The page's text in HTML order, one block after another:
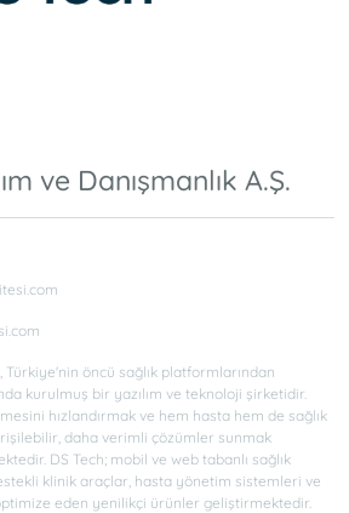
ve Danışmanlık A.Ş.
Türkiye'nin öncü sağlık platformlarından
kurulmuş bir yazılım ve teknoloji şirketidir.
hızlandırmak ve hem hasta hem de sağlık
daha verimli çözümler sunmak
DS Tech; mobil ve web tabanlı sağlık
klinik araçlar, hasta yönetim sistemleri ve
eden yenilikçi ürünler geliştirmektedir.